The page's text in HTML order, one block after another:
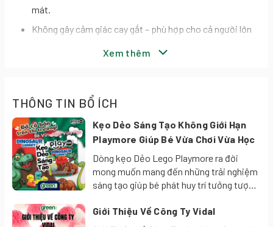
mát.
Không gây cảm giác cay gắt – phù hợp cho cả người lớn
và thanh thiếu niên.
mới cảm giác miệng.
☑️Công dụng
Làm dịu cổ họng, giúp giảm khô rát và khó chịu.
Tăng cường cảm giác dễ chịu, mát lành trong khoang
Tạo hơi thở thơm mát – thích hợp sử dụng sau khi ăn
Xem thêm
THÔNG TIN BỔ ÍCH
Kẹo Dẻo Sáng Tạo Không Giới Hạn
Playmore Giúp Bé Vừa Chơi Vừa Học
Dòng kẹo Dẻo Lego Playmore ra đời
mong muốn mang đến những trải nghiệm
sáng tạo giúp bé phát huy trí tưởng tượng
cuộc sống. Mang lại cho trẻ em nhiều
Giới Thiệu Về Công Ty Vidal